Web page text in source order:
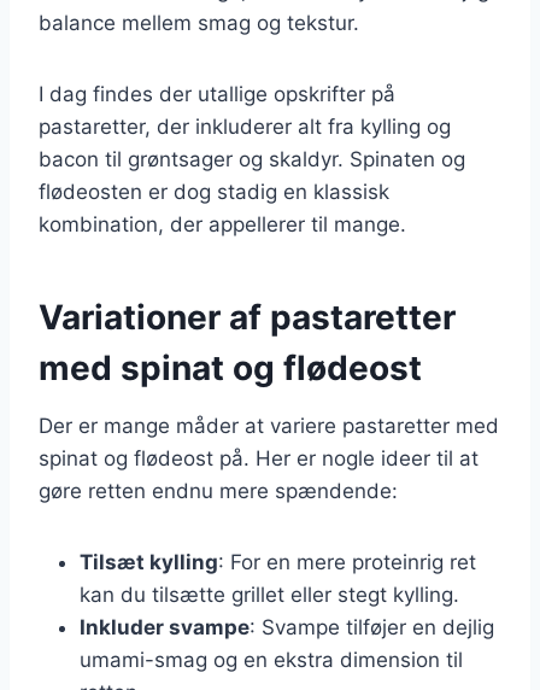
balance mellem smag og tekstur.
I dag findes der utallige opskrifter på
pastaretter, der inkluderer alt fra kylling og
bacon til grøntsager og skaldyr. Spinaten og
flødeosten er dog stadig en klassisk
kombination, der appellerer til mange.
Variationer af pastaretter
med spinat og flødeost
Der er mange måder at variere pastaretter med
spinat og flødeost på. Her er nogle ideer til at
gøre retten endnu mere spændende:
Tilsæt kylling: For en mere proteinrig ret
kan du tilsætte grillet eller stegt kylling.
Inkluder svampe: Svampe tilføjer en dejlig
umami-smag og en ekstra dimension til